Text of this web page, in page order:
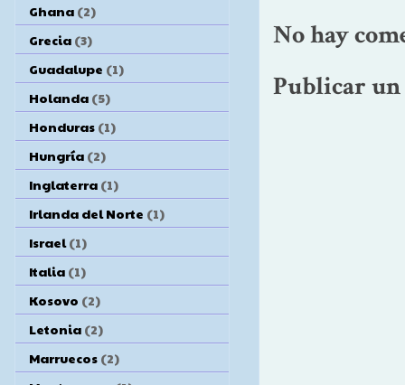
No hay
Publicar
Ghana (2)
Grecia (3)
Guadalupe (1)
Holanda (5)
Honduras (1)
Hungría (2)
Inglaterra (1)
Irlanda del Norte (1)
Israel (1)
Italia (1)
Kosovo (2)
Letonia (2)
Marruecos (2)